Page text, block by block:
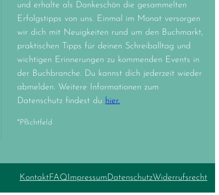
und erhalte als Dankeschön die gesammelten
Erfolgstipps von uns. Einmal im Monat versorgen
wir dich mit Neuigkeiten rund um den Buchmarkt,
praktischen Tipps für deinen Schreiballtag und
wichtigen Erinnerungen zu kommenden Events in
der Buchbranche. Du kannst dich jederzeit wieder
abmelden. Weitere Informationen zum
Datenschutz findest du hier.
*Pflichtfeld
KontaktFAQImpressumDatenschutzWiderrufsrecht